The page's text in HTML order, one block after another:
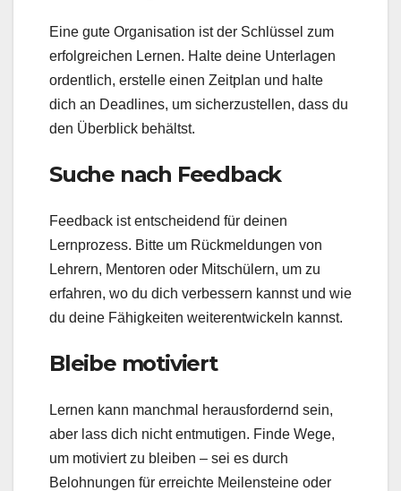
Eine gute Organisation ist der Schlüssel zum
erfolgreichen Lernen. Halte deine Unterlagen
ordentlich, erstelle einen Zeitplan und halte
dich an Deadlines, um sicherzustellen, dass du
den Überblick behältst.
Suche nach Feedback
Feedback ist entscheidend für deinen
Lernprozess. Bitte um Rückmeldungen von
Lehrern, Mentoren oder Mitschülern, um zu
erfahren, wo du dich verbessern kannst und wie
du deine Fähigkeiten weiterentwickeln kannst.
Bleibe motiviert
Lernen kann manchmal herausfordernd sein,
aber lass dich nicht entmutigen. Finde Wege,
um motiviert zu bleiben – sei es durch
Belohnungen für erreichte Meilensteine oder